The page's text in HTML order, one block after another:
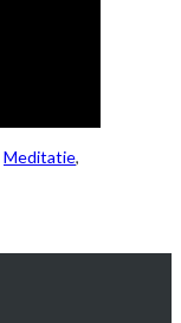
Meditatie,